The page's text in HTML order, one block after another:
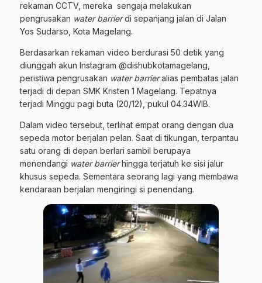
rekaman CCTV, mereka sengaja melakukan
pengrusakan water barrierdi sepanjang jalan di Jalan
Yos Sudarso, Kota Magelang.
Berdasarkan rekaman video berdurasi 50 detik yang
diunggah akun Instagram @dishubkotamagelang,
peristiwa pengrusakan water barrieralias pembatas jalan
terjadi di depan SMK Kristen 1 Magelang. Tepatnya
terjadi Minggu pagi buta (20/12), pukul 04.34WIB.
Dalam video tersebut, terlihat empat orang dengan dua
sepeda motor berjalan pelan. Saat di tikungan, terpantau
satu orang di depan berlari sambil berupaya
menendangi water barrierhingga terjatuh ke sisi jalur
khusus sepeda. Sementara seorang lagi yang membawa
kendaraan berjalan mengiringi si penendang.